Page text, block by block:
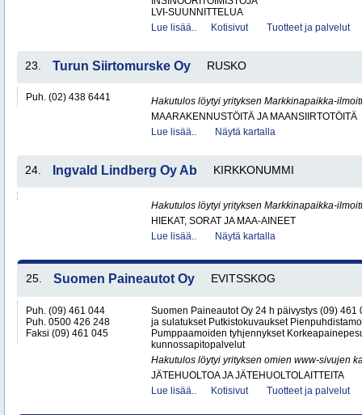
LVI-SUUNNITTELUA
Lue lisää..
Kotisivut Tuotteet ja palvelut
23. Turun Siirtomurske Oy RUSKO
Puh. (02) 438 6441
Hakutulos löytyi yrityksen Markkinapaikka-
MAARAKENNUSTÖITÄ JA MAANSIIRTOTÖITÄ
Lue lisää..
Näytä kartalla
24. Ingvald Lindberg Oy Ab KIRKKONUMMI
Hakutulos löytyi yrityksen Markkinapaikka-
HIEKAT, SORAT JA MAA-AINEET
Lue lisää..
Näytä kartalla
25. Suomen Paineautot Oy EVITSSKOG
Puh. (09) 461 044
Puh. 0500 426 248
Faksi (09) 461 045
Suomen Paineautot Oy 24 h päivystys (09)
ja sulatukset Putkistokuvaukset
Pumppaamoiden tyhjennykset
kunnossapitopalvelut
Hakutulos löytyi yrityksen omien www-sivujen
JÄTEHUOLTOA JA JÄTEHUOLTOLAITTEITA
Lue lisää..
Kotisivut Tuotteet ja palvelut